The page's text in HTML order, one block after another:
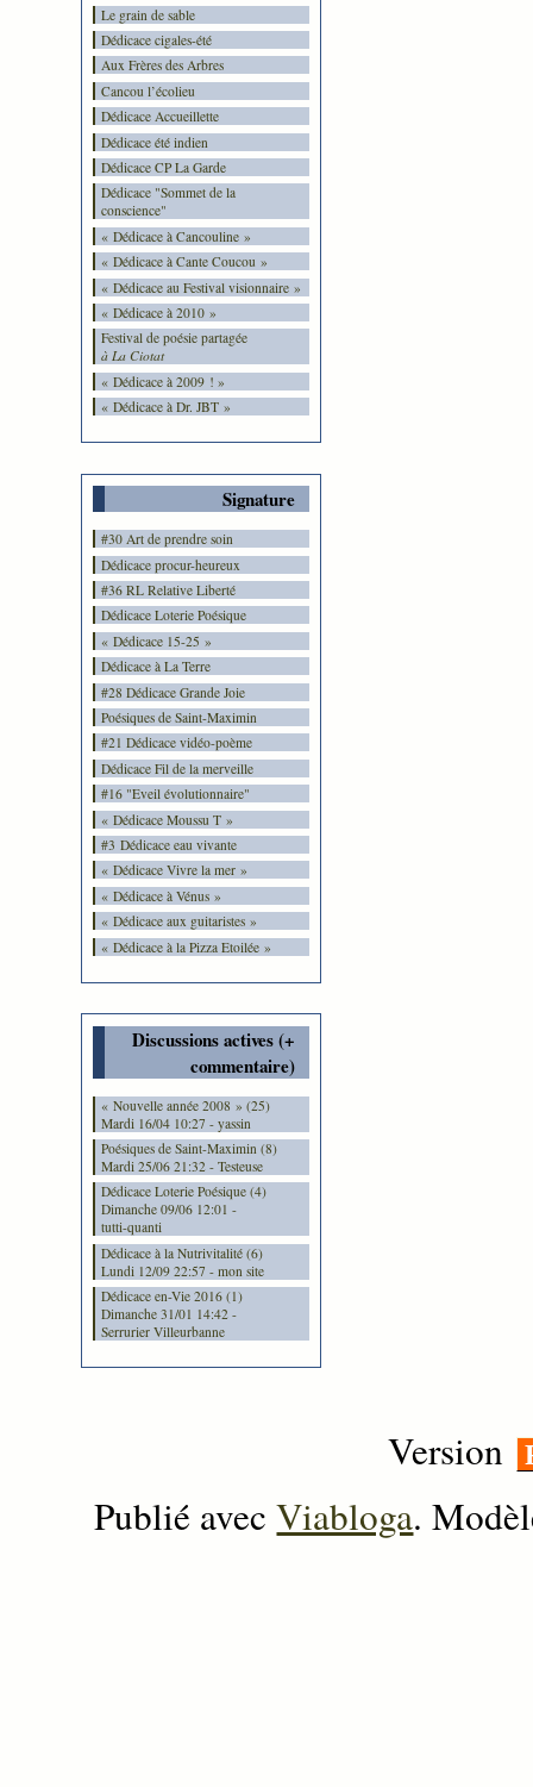
Le grain de sable
Dédicace cigales-été
Aux Frères des Arbres
Cancou l’écolieu
Dédicace Accueillette
Dédicace été indien
Dédicace CP La Garde
Dédicace "Sommet de la
conscience"
« Dédicace à Cancouline »
« Dédicace à Cante Coucou »
« Dédicace au Festival visionnaire »
« Dédicace à 2010 »
Festival de poésie partagée
à La Ciotat
« Dédicace à 2009 ! »
« Dédicace à Dr. JBT »
Signature
#30 Art de prendre soin
Dédicace procur-heureux
#36 RL Relative Liberté
Dédicace Loterie Poésique
« Dédicace 15-25 »
Dédicace à La Terre
#28 Dédicace Grande Joie
Poésiques de Saint-Maximin
#21 Dédicace vidéo-poème
Dédicace Fil de la merveille
#16 "Eveil évolutionnaire"
« Dédicace Moussu T »
#3 Dédicace eau vivante
« Dédicace Vivre la mer »
« Dédicace à Vénus »
« Dédicace aux guitaristes »
« Dédicace à la Pizza Etoilée »
Discussions actives (+
commentaire)
« Nouvelle année 2008 » (25)
Mardi 16/04 10:27 - yassin
Poésiques de Saint-Maximin (8)
Mardi 25/06 21:32 - Testeuse
Dédicace Loterie Poésique (4)
Dimanche 09/06 12:01 -
tutti-quanti
Dédicace à la Nutrivitalité (6)
Lundi 12/09 22:57 - mon site
Dédicace en-Vie 2016 (1)
Dimanche 31/01 14:42 -
Serrurier Villeurbanne
Version
Publié avecViabloga.